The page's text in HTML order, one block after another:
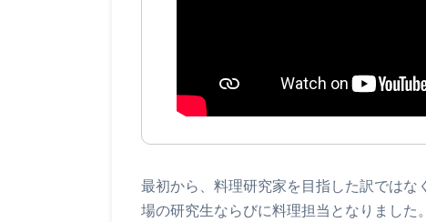
最初から、料理研究家を目指した訳では
場の研究生ならびに料理担当となりまし